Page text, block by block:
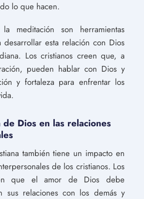
lo que hacen.
meditación son herramientas
desarrollar esta relación con Dios
Los cristianos creen que, a
pueden hablar con Dios y
y fortaleza para enfrentar los
de Dios en las relaciones
también tiene un impacto en
de los cristianos. Los
que el amor de Dios debe
sus relaciones con los demás y